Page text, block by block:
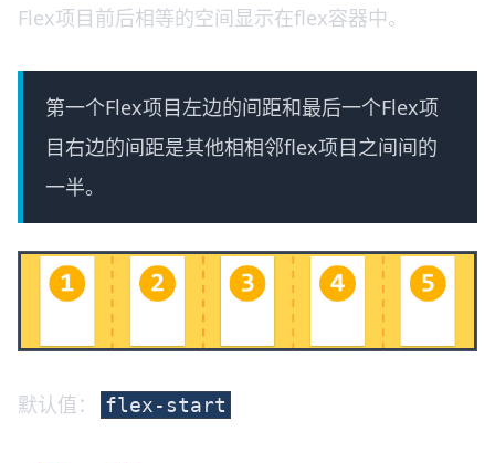
Flex项目前后相等的空间显示在flex容器中。
第一个Flex项目左边的间距和最后一个Flex项
目右边的间距是其他相相邻flex项目之间间的
一半。
默认值： flex-start